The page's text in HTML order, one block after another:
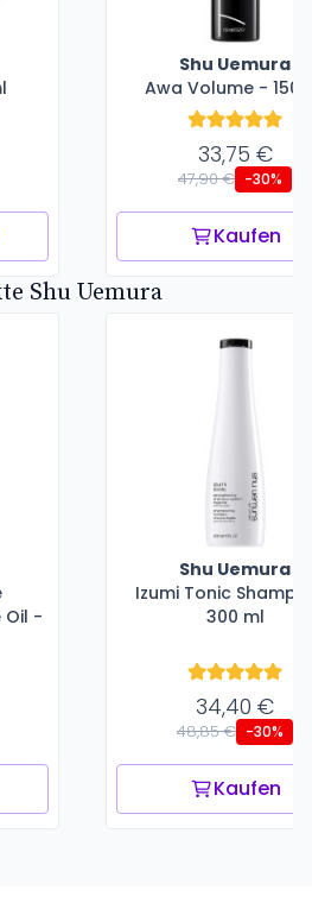
Shu Uemura
Awa Volume - 150
33,75 €
47,90 € -30%
Kaufen
Shu Uemura
Oil -
Shu Uemura
Izumi Tonic
300 ml
34,40 €
48,85 € -30%
Kaufen